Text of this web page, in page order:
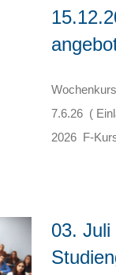
7.6.26 (
2026 F-
03.